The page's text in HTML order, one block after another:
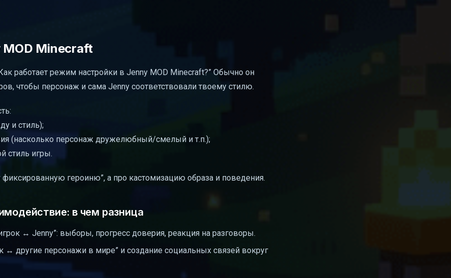
Minecraft
работает режим настройки в Jenny MOD Minecraft?” Обычно он
чтобы персонаж и сама Jenny соответствовали твоему стилю.
и стиль);
(насколько персонаж дружелюбный/смелый и т.п.);
стиль игры.
фиксированную героиню”, а про кастомизацию образа и поведения.
в чем разница
↔ Jenny”: выборы, прогресс доверия, реакция на разговоры.
↔ другие персонажи в мире” и создание социальных связей вокруг